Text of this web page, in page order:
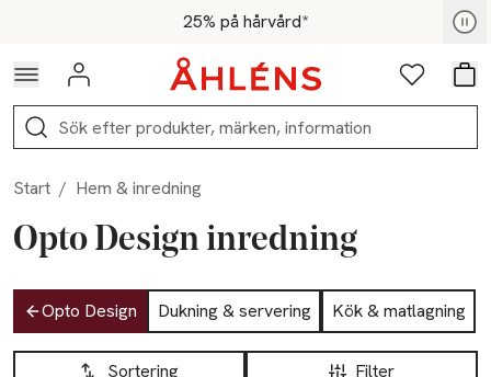
Hoppa till navigationsmenyn25% på hårvård*
För medlemmar - Shoppa nu
Logga in Favoriter
Sök
Start / Hem & inredning
Opto Design inredning
Hoppa till produktsidan
Opto Design Dukning & servering
Kök & matlagning
Hoppa till produktsidan
Filter
Sortering
Lista över produkter